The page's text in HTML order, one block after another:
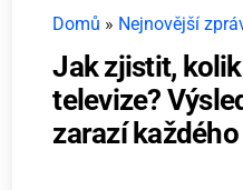
Domů » Nejnovější
Jak zjistit,
televize?
zarazí každého